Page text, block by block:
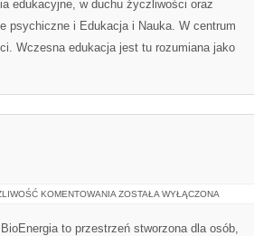
edukacyjne, w duchu życzliwości oraz
psychiczne i Edukacja i Nauka. W centrum
Wczesna edukacja jest tu rozumiana jako
KOMENTOWANIA BIOENERGIA
ZOSTAŁA WYŁĄCZONA
to przestrzeń stworzona dla osób,